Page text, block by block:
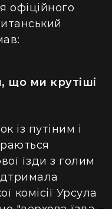
офіційного
що ми крутіші
із путіним і
їзди з голим
комісії Урсула